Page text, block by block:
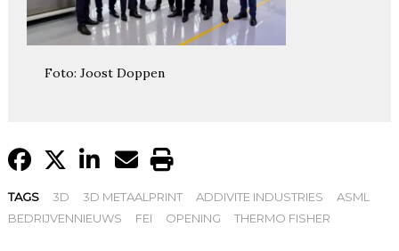
Foto: Joost Doppen
TAGS 3D 3D METAALPRINT ADDIVITE INDUSTRIES
ASML
BEDRIJVENNIEUWS
FEI OPENING THERMO FISHER